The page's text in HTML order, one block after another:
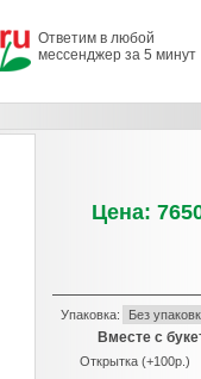
Ответим в любой
мессенджер за 5 минут
Цена:
Упаковка:
Вместе с
Открытка (+100р.)